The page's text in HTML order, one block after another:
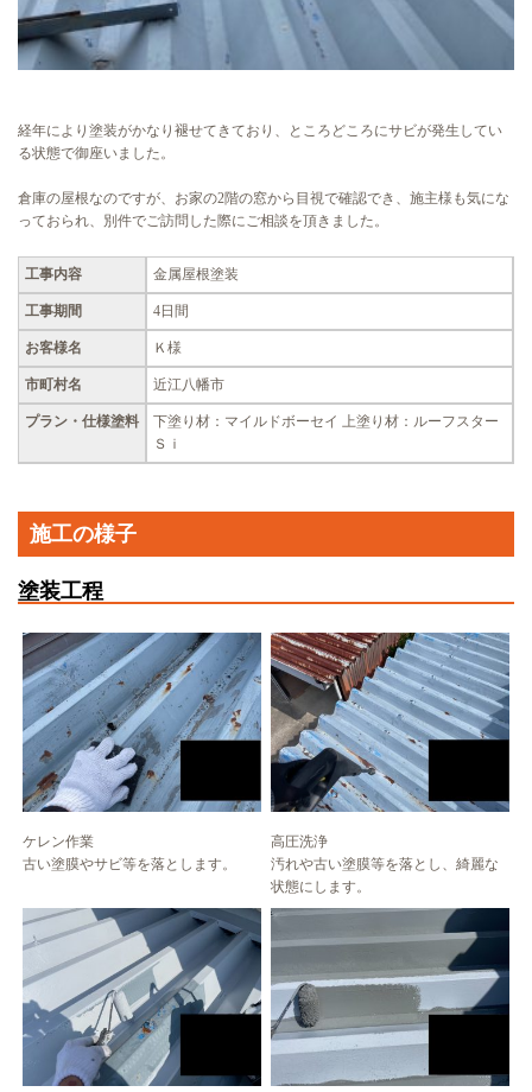
経年により塗装がかなり褪せてきており、ところどころにサビが発生してい
る状態で御座いました。
倉庫の屋根なのですが、お家の2階の窓から目視で確認でき、施主様も気にな
っておられ、別件でご訪問した際にご相談を頂きました。
工事内容 金属屋根塗装
工事期間 4日間
お客様名 Ｋ様
市町村名 近江八幡市
プラン・仕様塗料
下塗り材：マイルドボーセイ 上塗り材：ルーフスター
Ｓｉ
施工の様子
塗装工程
ケレン作業
古い塗膜やサビ等を落とします。
高圧洗浄
汚れや古い塗膜等を落とし、綺麗な
状態にします。